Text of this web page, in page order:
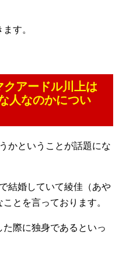
す。
アードル川上は
人なのかについ
かということが話題にな
結婚していて綾佳（あや
とを言っております。
際に独身であるといっ